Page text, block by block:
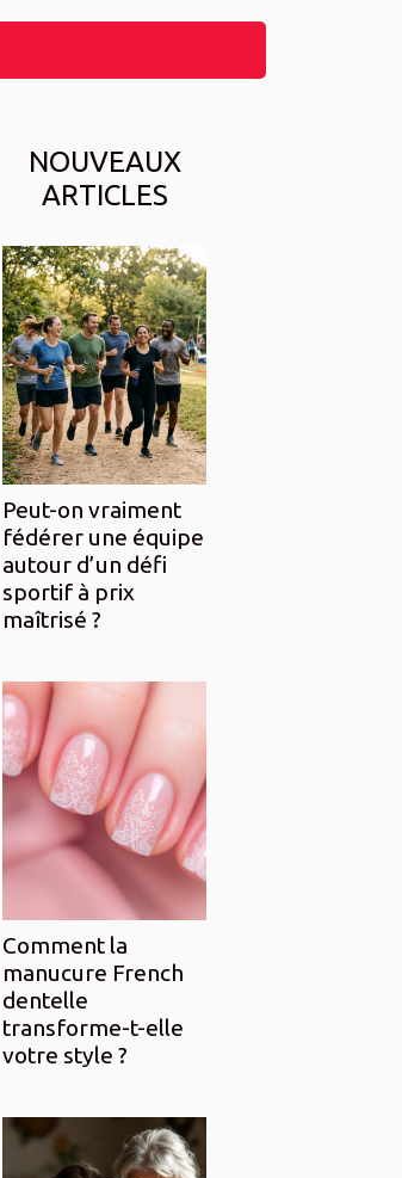
NOUVEAUX
ARTICLES
Peut-on vraiment
fédérer une équipe
autour d’un défi
sportif à prix
maîtrisé ?
Comment la
manucure French
dentelle
transforme-t-elle
votre style ?